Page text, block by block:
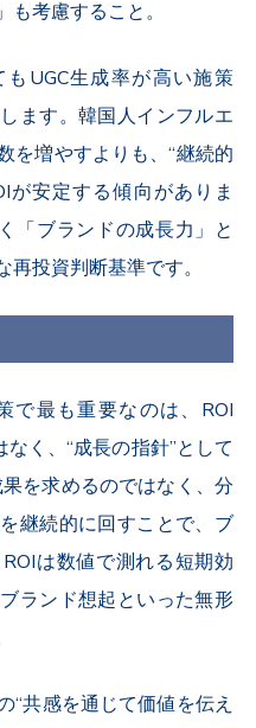
も考慮すること。
UGC生成率が高い施策
ます。韓国人インフルエ
を増やすよりも、“継続的
が安定する傾向がありま
「ブランドの成長力」と
投資判断基準です。
で最も重要なのは、ROI
く、“成長の指針”として
を求めるのではなく、分
継続的に回すことで、ブ
は数値で測れる短期効
ランド想起といった無形
“共感を通じて価値を伝え